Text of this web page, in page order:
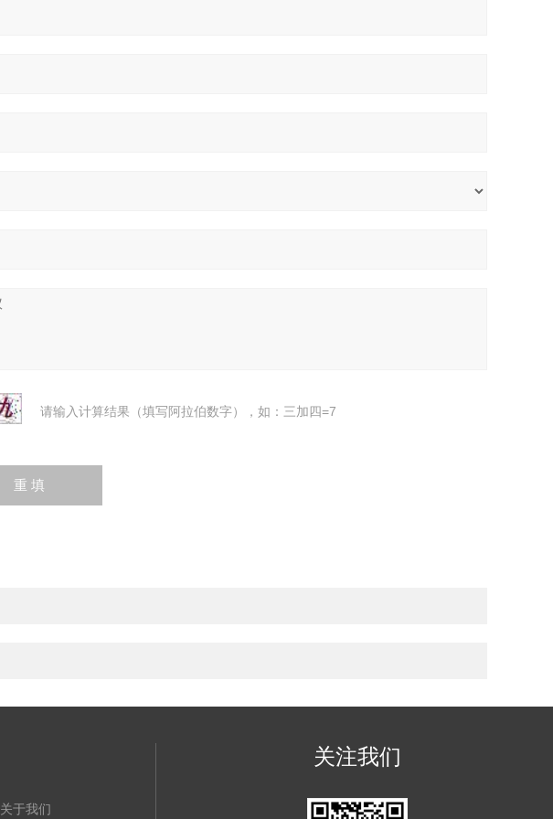
请输入计算结果（填写阿拉伯数字），如：三加四=7
关于我们
关注我们